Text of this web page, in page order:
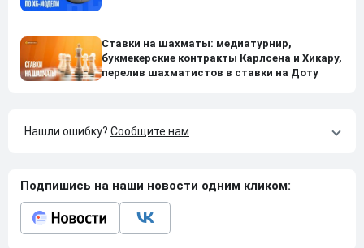
Ставки на шахматы: медиатурнир,
букмекерские контракты Карлсена и Хикару,
перелив шахматистов в ставки на Доту
Нашли ошибку? Сообщите нам
Подпишись на наши новости одним кликом: